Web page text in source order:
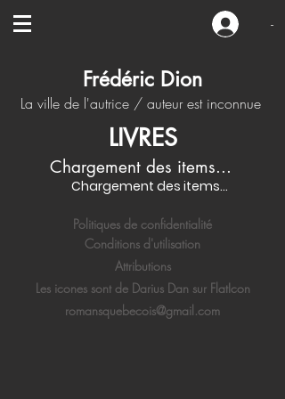
-
Frédéric Dion
La ville de l'autrice / auteur est inconnue
LIVRES
Chargement des items...
Chargement des items...
Politiques de confidentialité
Conditions d'utilisation
Attributions
Les icones sont de Darius Dan sur FlatIcon
romansquebecois@gmail.com